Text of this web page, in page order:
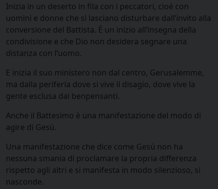
Inizia in un deserto in fila con i peccatori, cioè con
uomini e donne che si lasciano disturbare dall’invito alla
conversione del Battista. È un inizio all’insegna della
condivisione e che Dio non desidera segnare una
distanza con l’uomo.
E inizia il suo ministero non dal centro, Gerusalemme,
ma dalla periferia dove si vive il disagio, dove vive la
gente esclusa dai benpensanti.
Anche il Battesimo è una manifestazione del modo di
agire di Gesù.
Una manifestazione che dice come Gesù non ha
nessuna smania di proclamare la propria differenza
rispetto agli altri e si manifesta in modo silenzioso, si
nasconde.